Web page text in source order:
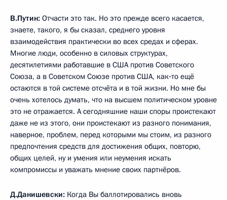
В.Путин: Отчасти это так. Но это прежде всего касается,
знаете, такого, я бы сказал, среднего уровня
взаимодействия практически во всех средах и сферах.
Многие люди, особенно в силовых структурах,
десятилетиями работавшие в США против Советского
Союза, а в Советском Союзе против США, как‑то ещё
остаются в той системе отсчёта и в той жизни. Но мне бы
очень хотелось думать, что на высшем политическом уровне
это не отражается. А сегодняшние наши споры проистекают
даже не из этого, они проистекают из разного понимания,
наверное, проблем, перед которыми мы стоим, из разного
предпочтения средств для достижения общих, повторю,
общих целей, ну и умения или неумения искать
компромиссы и уважать мнение своих партнёров.
Д.Данишевски: Когда Вы баллотировались вновь